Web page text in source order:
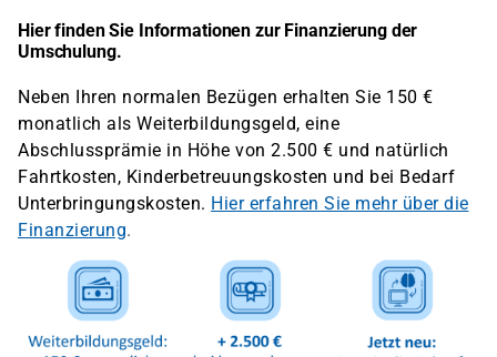
Hier finden Sie Informationen zur Finanzierung der
Umschulung.
Neben Ihren normalen Bezügen erhalten Sie 150 €
monatlich als Weiterbildungsgeld, eine
Abschlussprämie in Höhe von 2.500 € und natürlich
Fahrtkosten, Kinderbetreuungskosten und bei Bedarf
Unterbringungskosten. Hier erfahren Sie mehr über die
Finanzierung.